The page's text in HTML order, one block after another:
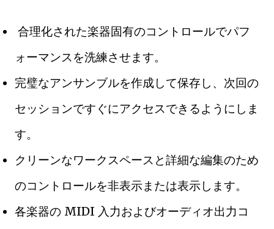
合理化された楽器固有のコントロールでパフ
ォーマンスを洗練させます。
完璧なアンサンブルを作成して保存し、次回の
セッションですぐにアクセスできるようにしま
す。
クリーンなワークスペースと詳細な編集のため
のコントロールを非表示または表示します。
各楽器の MIDI 入力およびオーディオ出力コ